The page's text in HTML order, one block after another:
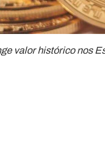
valor histórico nos